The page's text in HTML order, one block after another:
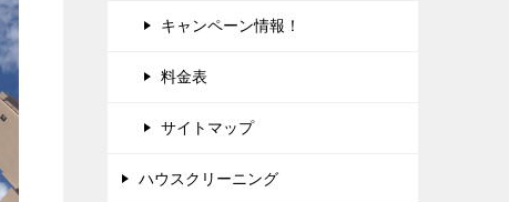
キャンペーン情報！
料金表
サイトマップ
ハウスクリーニング